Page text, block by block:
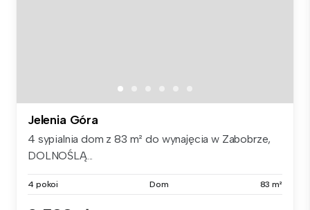
Jelenia Góra
4 sypialnia dom z 83 m² do wynajęcia w Zabobrze,
DOLNOŚLĄ...
4 pokoi Dom 83 m²